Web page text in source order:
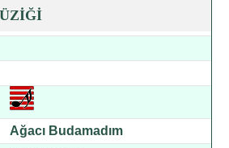
Ağacı Budamadım